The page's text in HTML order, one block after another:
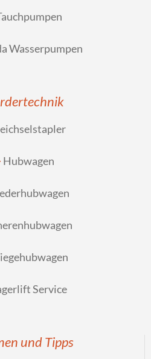
Wasserpumpen
Hubwagen
Service
und Tipps